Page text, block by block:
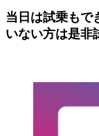
当日は試乗もで
いない方は是非